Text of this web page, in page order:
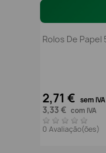
2,71 € sem IVA
3,33 € com IVA
0 Avaliação(ões)